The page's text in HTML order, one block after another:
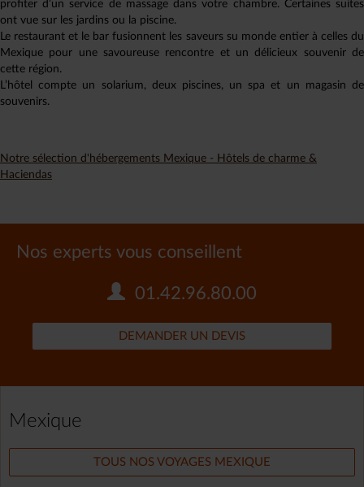
profiter d’un service de massage dans votre chambre. Certaines suites
ont vue sur les jardins ou la piscine.
Le restaurant et le bar fusionnent les saveurs su monde entier à celles du
Mexique pour une savoureuse rencontre et un délicieux souvenir de
cette région.
L’hôtel compte un solarium, deux piscines, un spa et un magasin de
souvenirs.
Notre sélection d'hébergements Mexique - Hôtels de charme &
Haciendas
Nos experts vous conseillent
01.42.96.80.00
DEMANDER UN DEVIS
Mexique
TOUS NOS VOYAGES MEXIQUE